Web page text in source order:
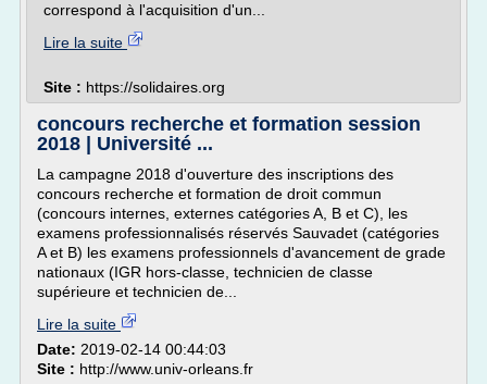
correspond à l'acquisition d'un...
Lire la suite
Site : https://solidaires.org
concours recherche et formation session
2018 | Université ...
La campagne 2018 d'ouverture des inscriptions des
concours recherche et formation de droit commun
(concours internes, externes catégories A, B et C), les
examens professionnalisés réservés Sauvadet (catégories
A et B) les examens professionnels d'avancement de grade
nationaux (IGR hors-classe, technicien de classe
supérieure et technicien de...
Lire la suite
Date: 2019-02-14 00:44:03
Site : http://www.univ-orleans.fr